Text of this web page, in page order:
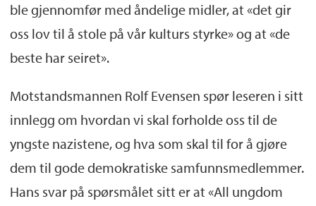
ble gjennomfør med åndelige midler, at «det gir
oss lov til å stole på vår kulturs styrke» og at «de
beste har seiret».
Motstandsmannen Rolf Evensen spør leseren i sitt
innlegg om hvordan vi skal forholde oss til de
yngste nazistene, og hva som skal til for å gjøre
dem til gode demokratiske samfunnsmedlemmer.
Hans svar på spørsmålet sitt er at «All ungdom